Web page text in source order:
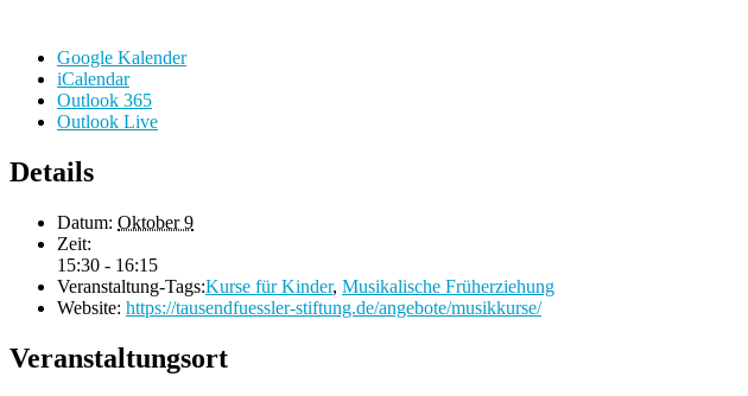
Google Kalender
iCalendar
Outlook 365
Outlook Live
Details
Datum: Oktober 9
Zeit:
15:30 - 16:15
Veranstaltung-Tags:Kurse für Kinder, Musikalische Früherziehung
Website: https://tausendfuessler-stiftung.de/angebote/musikkurse/
Veranstaltungsort